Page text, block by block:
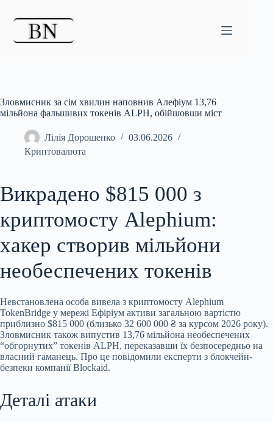
Зловмисник за сім хвилин наповнив Алефіум 13,76
мільйона фальшивих токенів ALPH, обійшовши міст
Лілія Дорошенко
03.06.2026
Криптовалюта
Викрадено $815 000 з
криптомосту Alephium:
хакер створив мільйони
необеспечених токенів
Невстановлена особа вивела з криптомосту Alephium
TokenBridge у мережі Ефіріум активи загальною вартістю
приблизно $815 000 (близько 32 600 000 ₴ за курсом 2026 року).
Зловмисник також випустив 13,76 мільйона необеспечених
“обгорнутих” токенів ALPH, переказавши їх безпосередньо на
власний гаманець. Про це повідомили експерти з блокчейн-
безпеки компанії Blockaid.
Деталі атаки